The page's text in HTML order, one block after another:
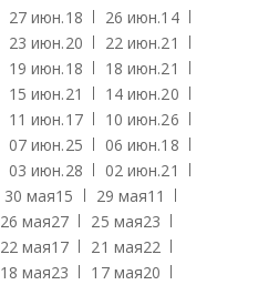
27 июн.18 26 июн.14
23 июн.20 22 июн.21
19 июн.18 18 июн.21
15 июн.21 14 июн.20
11 июн.17 10 июн.26
07 июн.25 06 июн.18
03 июн.28 02 июн.21
30 мая15 29 мая11
26 мая27 25 мая23
22 мая17 21 мая22
18 мая23 17 мая20